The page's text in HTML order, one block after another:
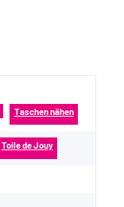
Taschen nähen
Toile de Jouy